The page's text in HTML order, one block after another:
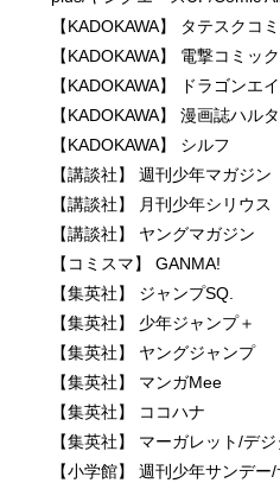
【KADOKAWA】 タテスクコ
【KADOKAWA】 電撃コミッ
【KADOKAWA】 ドラゴンエ
【KADOKAWA】 漫画誌ハルタ
【KADOKAWA】 シルフ
【講談社】 週刊少年マガジン
【講談社】 月刊少年シリウス
【講談社】 ヤングマガジン
【コミスマ】 GANMA!
【集英社】 ジャンプSQ.
【集英社】 少年ジャンプ＋
【集英社】 ヤングジャンプ
【集英社】 マンガMee
【集英社】 ココハナ
【集英社】 マーガレット/デ
【小学館】 週刊少年サンデー